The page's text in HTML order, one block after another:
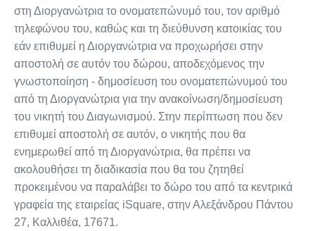
στη Διοργανώτρια το ονοματεπώνυμό του, τον αριθμό
τηλεφώνου του, καθώς και τη διεύθυνση κατοικίας του
εάν επιθυμεί η Διοργανώτρια να προχωρήσει στην
αποστολή σε αυτόν του δώρου, αποδεχόμενος την
γνωστοποίηση - δημοσίευση του ονοματεπώνυμού του
από τη Διοργανώτρια για την ανακοίνωση/δημοσίευση
του νικητή του Διαγωνισμού. Στην περίπτωση που δεν
επιθυμεί αποστολή σε αυτόν, ο νικητής που θα
ενημερωθεί από τη Διοργανώτρια, θα πρέπει να
ακολουθήσει τη διαδικασία που θα του ζητηθεί
προκειμένου να παραλάβει το δώρο του από τα κεντρικά
γραφεία της εταιρείας iSquare, στην Αλεξάνδρου Πάντου
27, Καλλιθέα, 17671.